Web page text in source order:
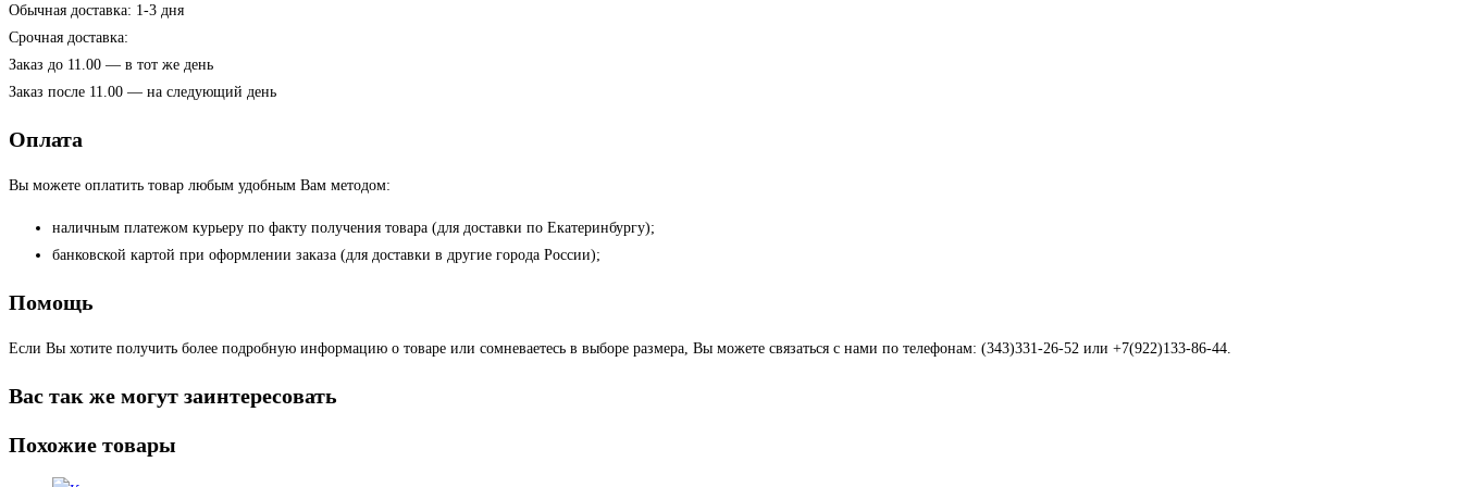
Обычная доставка: 1-3 дня
Срочная доставка:
Заказ до 11.00 — в тот же день
Заказ после 11.00 — на следующий день
Оплата
Вы можете оплатить товар любым удобным Вам методом:
наличным платежом курьеру по факту получения товара (для доставки по Екатеринбургу);
банковской картой при оформлении заказа (для доставки в другие города России);
Помощь
Если Вы хотите получить более подробную информацию о товаре или сомневаетесь в выборе размера, Вы можете связаться с нами по телефонам: (343)331-26-52 или +7(922)133-86-44.
Вас так же могут заинтересовать
Похожие товары